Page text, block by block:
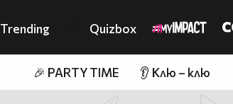
Trending Quizbox
🎉 PARTY TIME 👂 Клю – клю